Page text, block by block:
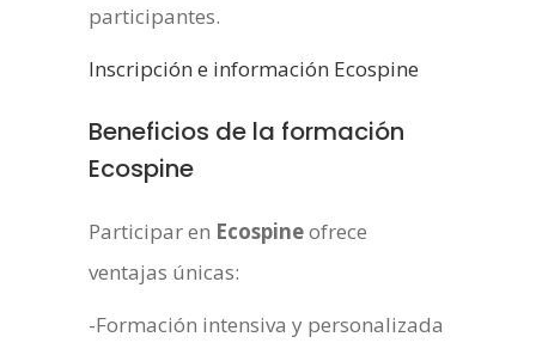
participantes.
Inscripción e información Ecospine
Beneficios de la formación
Ecospine
Participar en Ecospineofrece
ventajas únicas:
-Formación intensiva y personalizada